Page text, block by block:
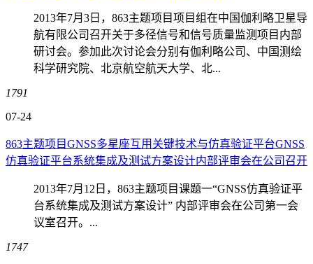
2013年7月3日，863主题项目项目组在中国伽利略卫星导
航有限公司召开关于多径信号和信号质量监测项目内部
研讨会。参加此次讨论会分别有伽利略公司、中国测绘
科学研究院、北京航空航天大学、北...
1791
07-24
863主题项目GNSS多星座互用关键技术与仿真验证平台GNSS
仿真验证平台系统集成及测试方案设计内部评审会在公司召开
2013年7月12日，863主题项目课题一“GNSS仿真验证平
台系统集成及测试方案设计” 内部评审会在公司第一会
议室召开。...
1747